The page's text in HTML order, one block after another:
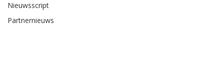
Nieuwsscript
Partnernieuws